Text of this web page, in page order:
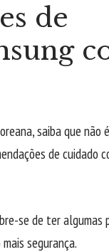
de
saiba que não
de cuidado
se de ter algumas
segurança.